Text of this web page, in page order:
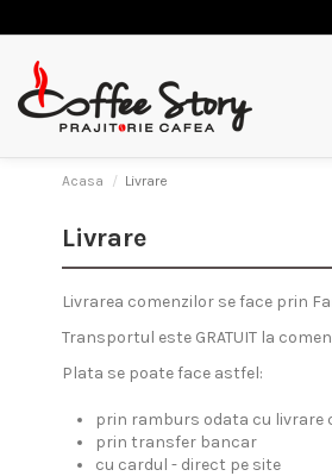
Acasa Livrare
Livrare
Livrarea comenzilor se face prin
Transportul este GRATUIT la
Plata se poate face astfel:
prin ramburs odata cu livrare
prin transfer bancar
cu cardul - direct pe site